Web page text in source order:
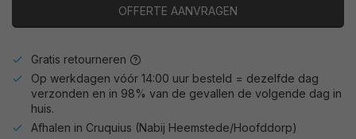
OFFERTE AANVRAGEN
Gratis retourneren
Op werkdagen vóór 14:00 uur besteld = dezelfde dag
verzonden en in 98% van de gevallen de volgende dag in
huis.
Afhalen in Cruquius (Nabij Heemstede/Hoofddorp)